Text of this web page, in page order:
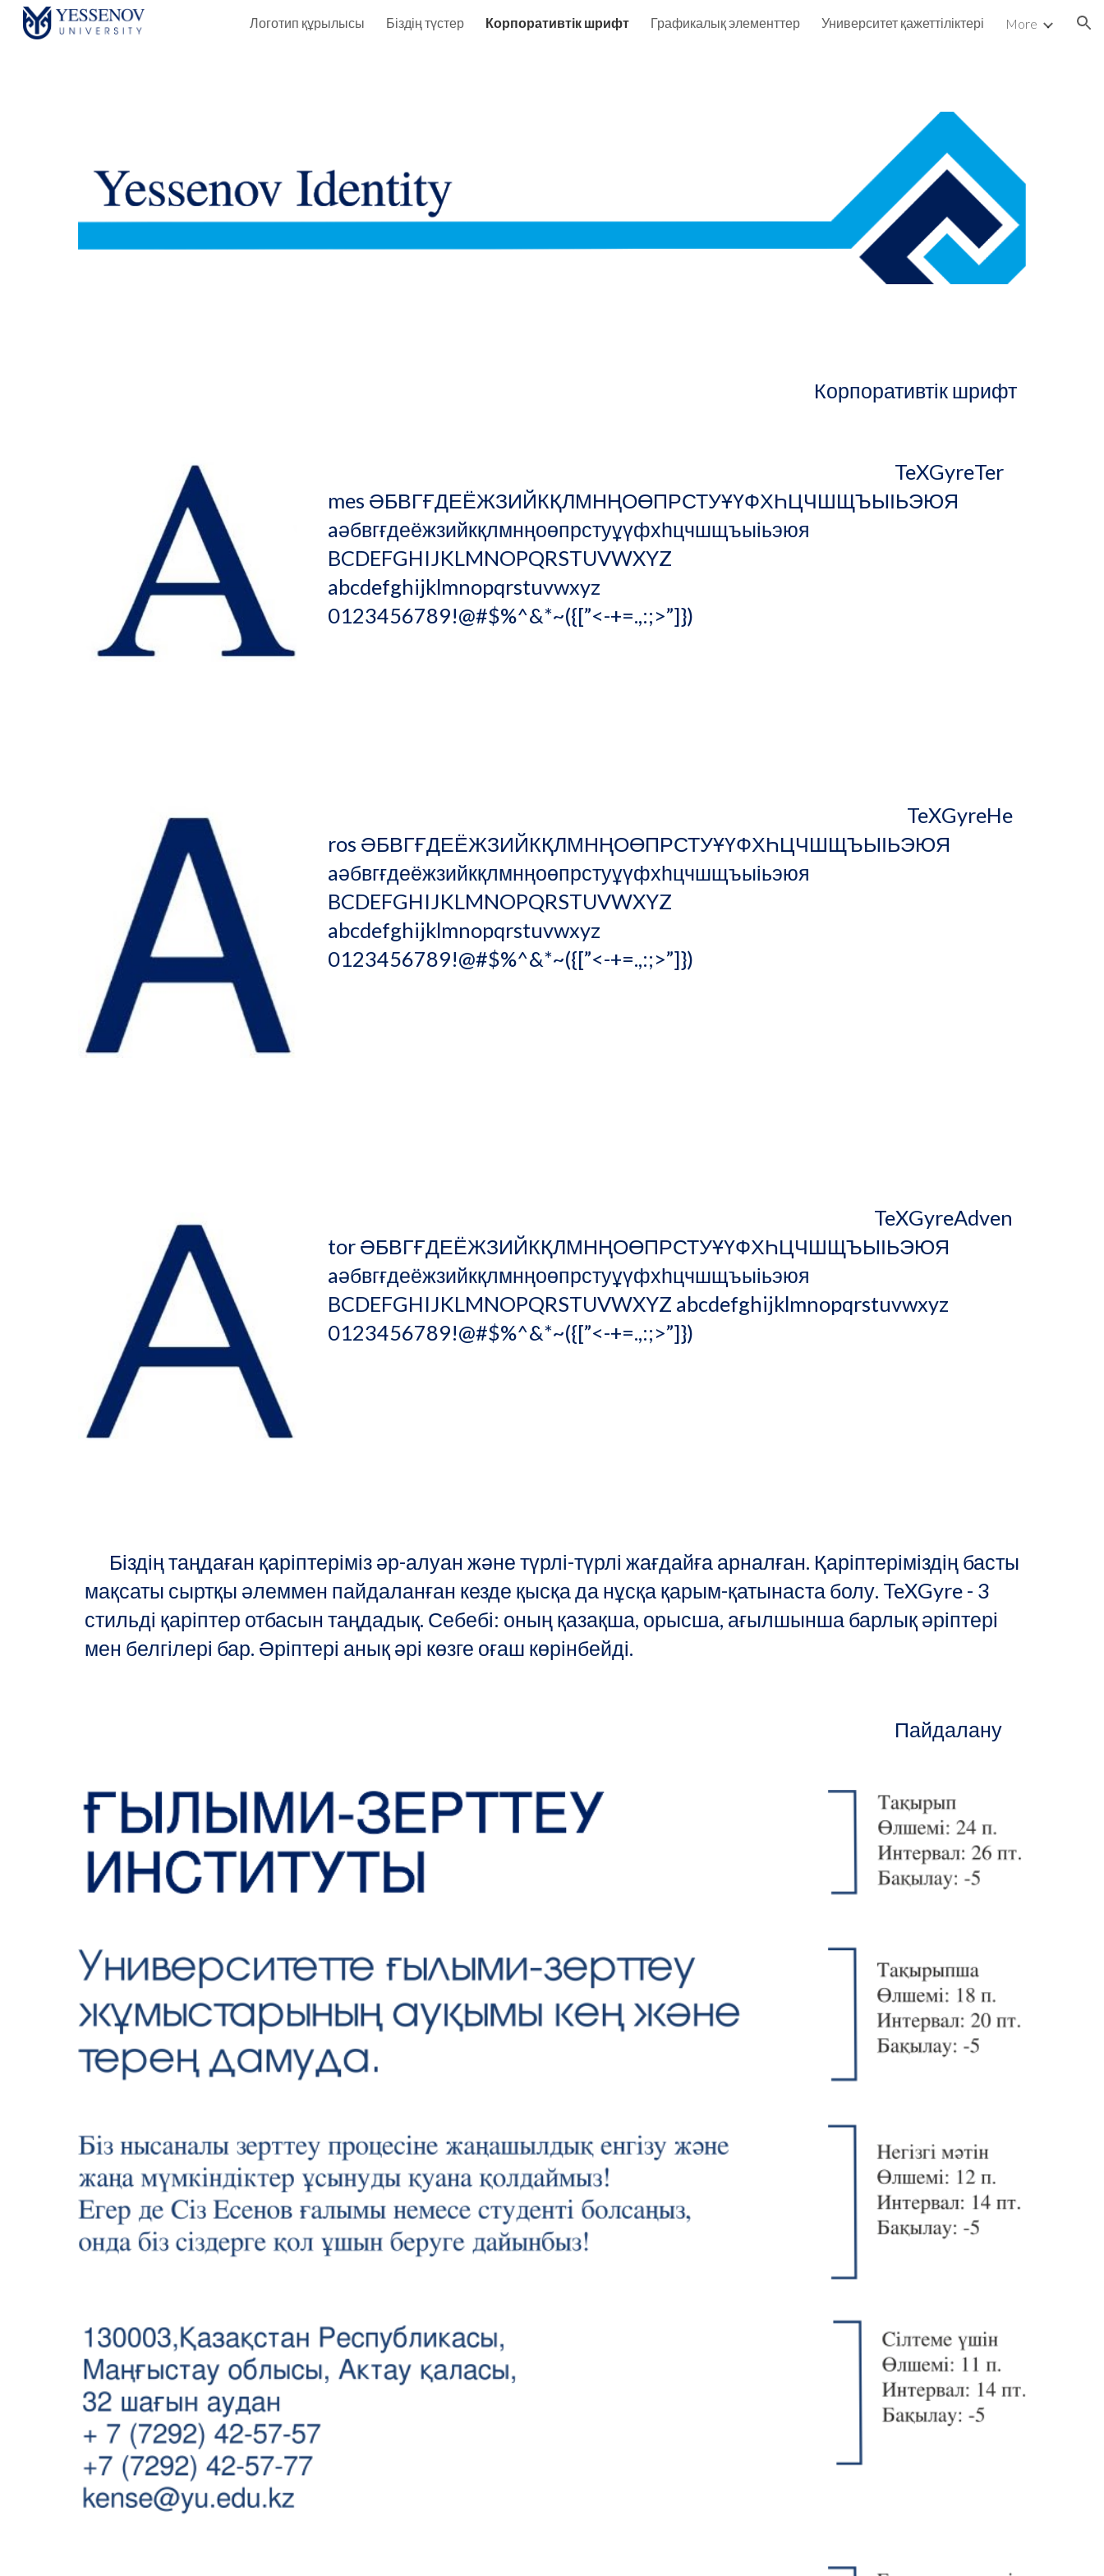
Skip to main content Skip to navigation
Логотип құрылысы Біздің түстер Корпоративтік шрифт Графикалық элементтер Университет қажеттіліктері More
Корпоративтік шрифт
                                                                                                                                          TeXGyreTer
mes ӘБВГҒДЕЁЖЗИЙКҚЛМНҢОӨПРСТУҰҮФХҺЦЧШЩЪЫІЬЭЮЯ
aәбвгғдеёжзийкқлмнңоөпрстуұүфхһцчшщъыіьэюя
BCDEFGHIJKLMNOPQRSTUVWXYZ
abcdefghijklmnopqrstuvwxyz
0123456789!@#$%^&*~({[”<-+=.,:;>”]})
                                                                                                                                             TeXGyreHe
ros ӘБВГҒДЕЁЖЗИЙКҚЛМНҢОӨПРСТУҰҮФХҺЦЧШЩЪЫІЬЭЮЯ
aәбвгғдеёжзийкқлмнңоөпрстуұүфхһцчшщъыіьэюя
BCDEFGHIJKLMNOPQRSTUVWXYZ
abcdefghijklmnopqrstuvwxyz
0123456789!@#$%^&*~({[”<-+=.,:;>”]})
                                                                                                                                     TeXGyreAdven
tor ӘБВГҒДЕЁЖЗИЙКҚЛМНҢОӨПРСТУҰҮФХҺЦЧШЩЪЫІЬЭЮЯ
aәбвгғдеёжзийкқлмнңоөпрстуұүфхһцчшщъыіьэюя
BCDEFGHIJKLMNOPQRSTUVWXYZ abcdefghijklmnopqrstuvwxyz
0123456789!@#$%^&*~({[”<-+=.,:;>”]})
      Біздің таңдаған қаріптеріміз әр-алуан және түрлі-түрлі жағдайға арналған. Қаріптеріміздің басты
мақсаты сыртқы әлеммен пайдаланған кезде қысқа да нұсқа қарым-қатынаста болу. TeXGyre - 3
стильді қаріптер отбасын таңдадық. Себебі: оның қазақша, орысша, ағылшынша барлық әріптері
мен белгілері бар. Әріптері анық әрі көзге оғаш көрінбейді.
Пайдалану